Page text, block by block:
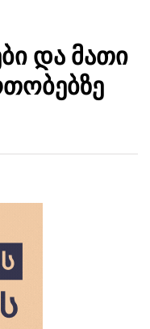
და მათი